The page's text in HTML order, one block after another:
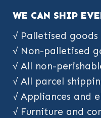
WE CAN SHIP
√ Palletised goods
√ Non-palletised
√ All non-
√ All parcel
√ Appliances and
√ Furniture and